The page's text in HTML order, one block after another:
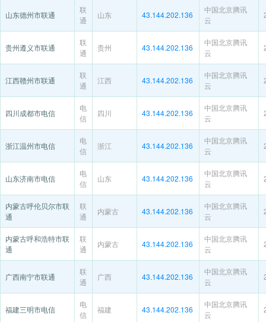
山东德州市联通
联
通
山东 43.144.202.136
中国北京腾讯
云
贵州遵义市联通
联
通
贵州 43.144.202.136
中国北京腾讯
云
江西赣州市联通
联
通
江西 43.144.202.136
中国北京腾讯
云
四川成都市电信
电
信
四川 43.144.202.136
中国北京腾讯
云
浙江温州市电信
电
信
浙江 43.144.202.136
中国北京腾讯
云
山东济南市电信
电
信
山东 43.144.202.136
中国北京腾讯
云
内蒙古呼伦贝尔市联
通
联
通
内蒙古 43.144.202.136
中国北京腾讯
云
内蒙古呼和浩特市联
通
联
通
内蒙古 43.144.202.136
中国北京腾讯
云
广西南宁市联通
联
通
广西 43.144.202.136
中国北京腾讯
云
福建三明市电信
电
信
福建 43.144.202.136
中国北京腾讯
云